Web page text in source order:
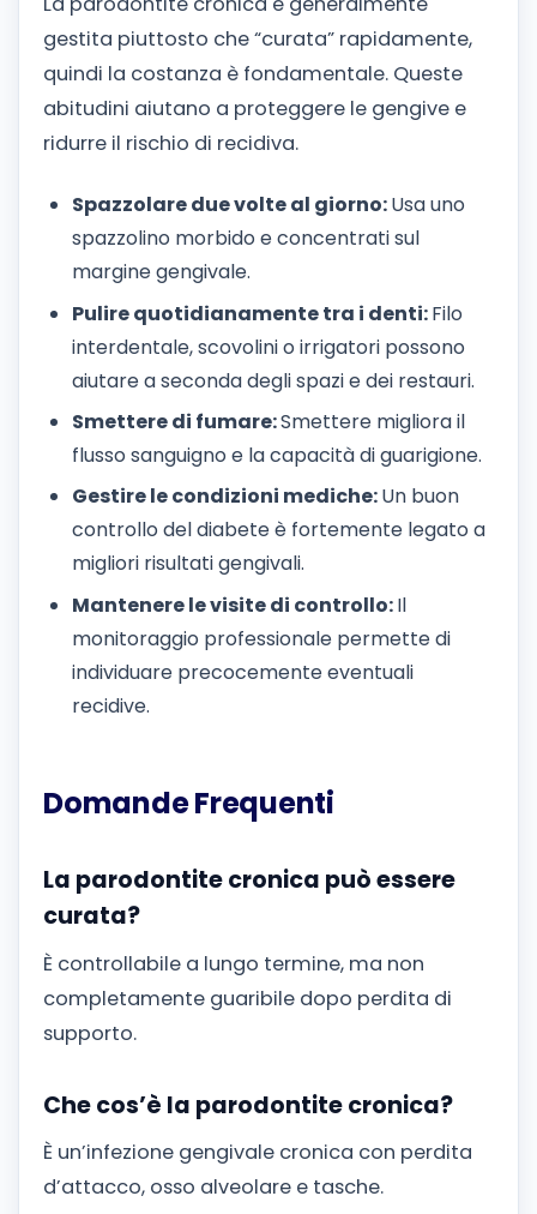
gestita piuttosto che “curata” rapidamente,
quindi la costanza è fondamentale. Queste
abitudini aiutano a proteggere le gengive e
ridurre il rischio di recidiva.
Spazzolare due volte al giorno:Usa uno
spazzolino morbido e concentrati sul
margine gengivale.
Pulire quotidianamente tra i denti:Filo
interdentale, scovolini o irrigatori possono
aiutare a seconda degli spazi e dei restauri.
Smettere di fumare:Smettere migliora il
flusso sanguigno e la capacità di guarigione.
Gestire le condizioni mediche:Un buon
controllo del diabete è fortemente legato a
migliori risultati gengivali.
Mantenere le visite di controllo:Il
monitoraggio professionale permette di
individuare precocemente eventuali
recidive.
Domande Frequenti
La parodontite cronica può essere
curata?
È controllabile a lungo termine, ma non
completamente guaribile dopo perdita di
supporto.
Che cos’è la parodontite cronica?
È un’infezione gengivale cronica con perdita
d’attacco, osso alveolare e tasche.